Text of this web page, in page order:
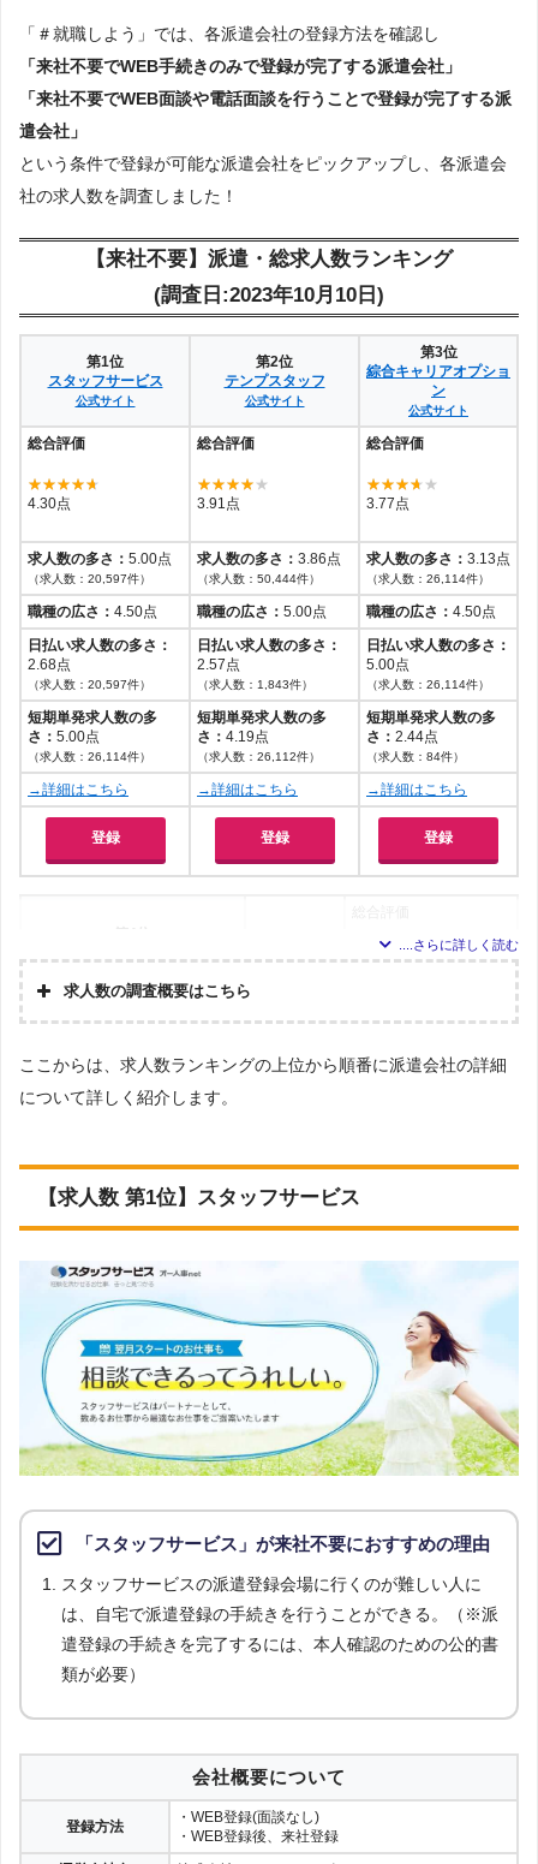
「＃就職しよう」では、各派遣会社の登録方法を確認し
「来社不要でWEB手続きのみで登録が完了する派遣会社」
「来社不要でWEB面談や電話面談を行うことで登録が完了する派
遣会社」
という条件で登録が可能な派遣会社をピックアップし、各派遣会
社の求人数を調査しました！
【来社不要】派遣・総求人数ランキング
(調査日:2023年10月10日)
第1位
スタッフサービス
公式サイト
第2位
テンプスタッフ
公式サイト
第3位
綜合キャリアオプショ
ン
公式サイト
総合評価
4.30点
総合評価
3.91点
総合評価
3.77点
求人数の多さ： 5.00点
（求人数：20,597件）
求人数の多さ： 3.86点
（求人数：50,444件）
求人数の多さ： 3.13点
（求人数：26,114件）
職種の広さ： 4.50点 職種の広さ： 5.00点 職種の広さ： 4.50点
日払い求人数の多さ：
2.68点
（求人数：20,597件）
日払い求人数の多さ：
2.57点
（求人数：1,843件）
日払い求人数の多さ：
5.00点
（求人数：26,114件）
短期単発求人数の多
さ： 5.00点
（求人数：26,114件）
短期単発求人数の多
さ： 4.19点
（求人数：26,112件）
短期単発求人数の多
さ： 2.44点
（求人数：84件）
→詳細はこちら →詳細はこちら →詳細はこちら
登録 登録 登録
テクノ・サービス
公式サイト
登録
総合評価
第6位
パソナ
公式サイト 2.80点
第7位
マンパワー
総合評価
第8位
ランスタッド
公式サイト
総合評価
2.76点
第9位
公式サイト 2.51点
第10位
ヒューマントラスト
公式サイト
登録
総合評価
サウンズグッド
登録
総合評価
第12位
求人数の調査概要はこちら
調査の
集計
調査対
Googleで「来社不要 派遣会社」という検索ワードで検
事業許可』をもっている企業」
調査対
につい
て
上記で調査対象とした派遣会社のWEBサイトで公開さ
れている求人情報の中で
(2)「日払いOK」の求人数
(3)「短期・単発」の求人数
の条件に合致する求人数をそれぞれ調査。
調査日
2023年10月10日
ここからは、求人数ランキングの上位から順番に派遣会社の詳細
について詳しく紹介します。
【求人数 第1位】スタッフサービス
「スタッフサービス」が来社不要におすすめの理由
スタッフサービスの派遣登録会場に行くのが難しい人に
は、自宅で派遣登録の手続きを行うことができる。（※派
遣登録の手続きを完了するには、本人確認のための公的書
類が必要）
会社概要について
登録方法
・WEB登録(面談なし)
・WEB登録後、来社登録